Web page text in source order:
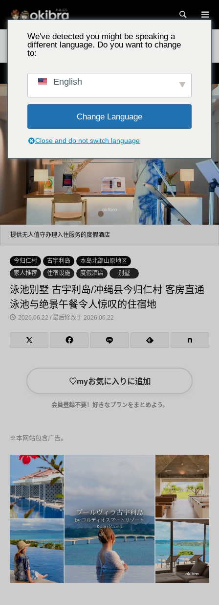
搜索
冲绳景点
泳池别墅 古宇利岛/冲绳县今归仁村 客房直通泳池与绝景
午餐令人惊叹的住宿地
从客房可直通泳池、可欣赏古宇利大桥景色的别墅
提供无人值守办理入住服务的度假酒店
2
今归仁村 古宇利岛
本岛北部山原地区
家人推荐
住宿设施 度假酒店 别墅
泳池别墅 古宇利岛/冲绳县今归仁村 客房直通
泳池与绝景午餐令人惊叹的住宿地
2026.06.22 / 最后修改于 2026.06.22
♡myお気に入りに追加
会員登録不要！好きなプランをまとめよう。
※本网站包含广告。
We've detected you might be speaking a
different language. Do you want to change
to:
English
Change Language
Close and do not switch language